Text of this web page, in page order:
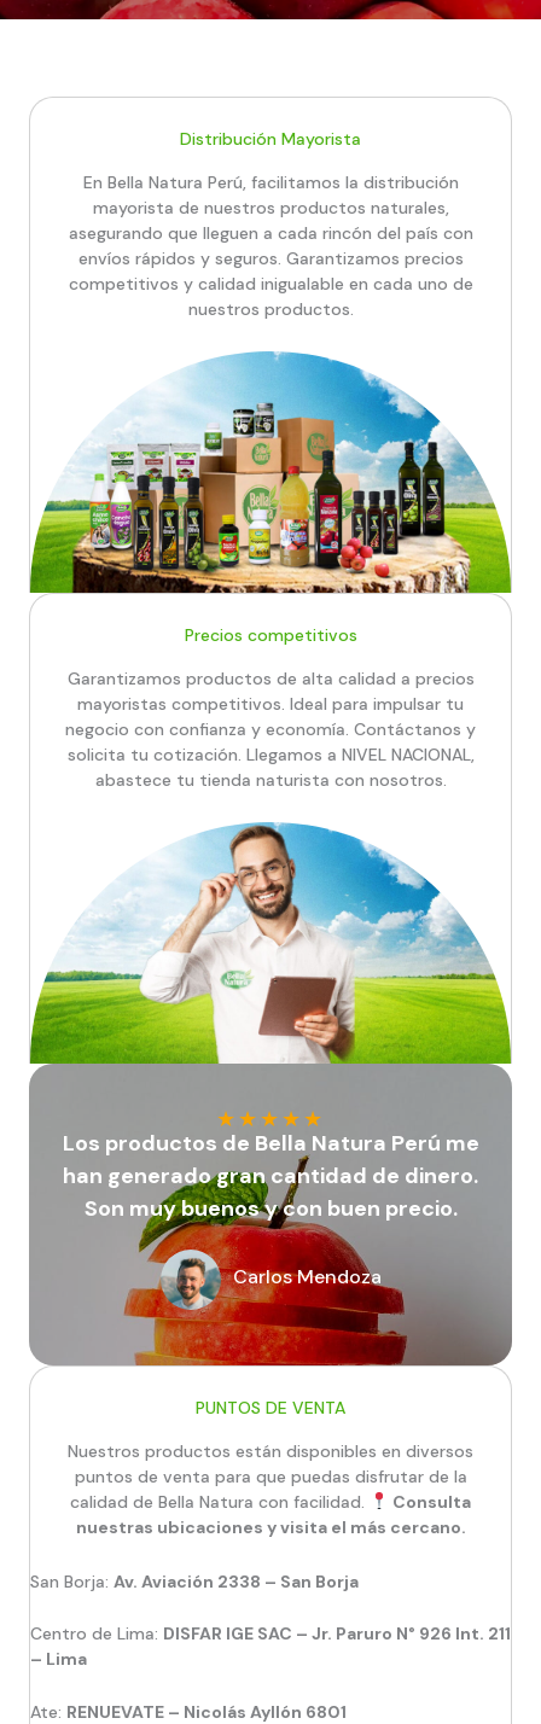
Distribución Mayorista
En Bella Natura Perú, facilitamos la distribución
mayorista de nuestros productos naturales,
asegurando que lleguen a cada rincón del país con
envíos rápidos y seguros. Garantizamos precios
competitivos y calidad inigualable en cada uno de
nuestros productos.
Precios competitivos
Garantizamos productos de alta calidad a precios
mayoristas competitivos. Ideal para impulsar tu
negocio con confianza y economía. Contáctanos y
solicita tu cotización. Llegamos a NIVEL NACIONAL,
abastece tu tienda naturista con nosotros.
★★★★★
Los productos de Bella Natura Perú me
han generado gran cantidad de dinero.
Son muy buenos y con buen precio.
Carlos Mendoza
James Oliver
PUNTOS DE VENTA
Nuestros productos están disponibles en diversos
puntos de venta para que puedas disfrutar de la
calidad de Bella Natura con facilidad.
Consulta
nuestras ubicaciones y visita el más cercano.
San Borja: Av. Aviación 2338 – San Borja
Centro de Lima: DISFAR IGE SAC – Jr. Paruro N° 926 Int. 211
– Lima
Ate: RENUEVATE – Nicolás Ayllón 6801